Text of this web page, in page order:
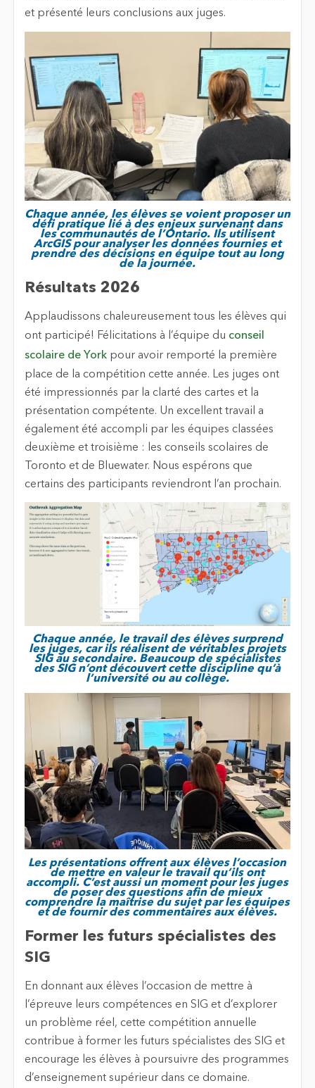
et présenté leurs conclusions aux juges.
Chaque année, les élèves se voient proposer un
défi pratique lié à des enjeux survenant dans
les communautés de l’Ontario. Ils utilisent
ArcGIS pour analyser les données fournies et
prendre des décisions en équipe tout au long
de la journée.
Résultats 2026
Applaudissons chaleureusement tous les élèves qui
ont participé! Félicitations à l’équipe du conseil
scolaire de Yorkpour avoir remporté la première
place de la compétition cette année. Les juges ont
été impressionnés par la clarté des cartes et la
présentation compétente. Un excellent travail a
également été accompli par les équipes classées
deuxième et troisième : les conseils scolaires de
Toronto et de Bluewater. Nous espérons que
certains des participants reviendront l’an prochain.
Chaque année, le travail des élèves surprend
les juges, car ils réalisent de véritables projets
SIG au secondaire. Beaucoup de spécialistes
des SIG n’ont découvert cette discipline qu’à
l’université ou au collège.
Les présentations offrent aux élèves l’occasion
de mettre en valeur le travail qu’ils ont
accompli. C’est aussi un moment pour les juges
de poser des questions afin de mieux
comprendre la maîtrise du sujet par les équipes
et de fournir des commentaires aux élèves.
Former les futurs spécialistes des
SIG
En donnant aux élèves l’occasion de mettre à
l’épreuve leurs compétences en SIG et d’explorer
un problème réel, cette compétition annuelle
contribue à former les futurs spécialistes des SIG et
encourage les élèves à poursuivre des programmes
d’enseignement supérieur dans ce domaine.